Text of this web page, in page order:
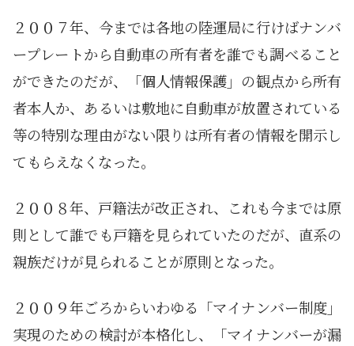
２００７年、今までは各地の陸運局に行けばナンバ
ープレートから自動車の所有者を誰でも調べること
ができたのだが、「個人情報保護」の観点から所有
者本人か、あるいは敷地に自動車が放置されている
等の特別な理由がない限りは所有者の情報を開示し
てもらえなくなった。
２００８年、戸籍法が改正され、これも今までは原
則として誰でも戸籍を見られていたのだが、直系の
親族だけが見られることが原則となった。
２００９年ごろからいわゆる「マイナンバー制度」
実現のための検討が本格化し、「マイナンバーが漏